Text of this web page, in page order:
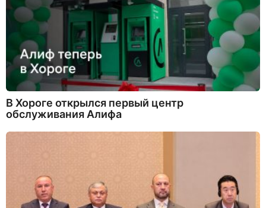
В Хороге открылся первый центр
обслуживания Алифа